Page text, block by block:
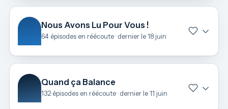
Nous Avons Lu Pour Vous !
64 épisodes en réécoute · dernier le 18 juin
Quand ça Balance
132 épisodes en réécoute · dernier le 11 juin